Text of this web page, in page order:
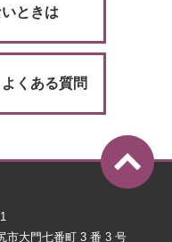
ときは
くある質問
大門七番町 3 番 3 号